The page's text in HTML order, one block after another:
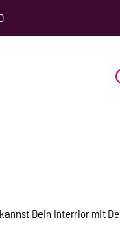
Dein Interrior mit